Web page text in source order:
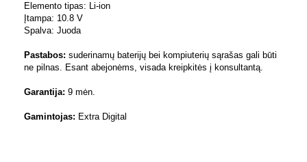
Elemento tipas: Li-ion
Įtampa: 10.8 V
Spalva: Juoda
Pastabos: suderinamų baterijų bei kompiuterių sąrašas gali būti
ne pilnas. Esant abejonėms, visada kreipkitės į konsultantą.
Garantija: 9 mėn.
Gamintojas: Extra Digital